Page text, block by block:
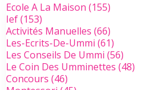
Ecole A La Maison (155)
Ief(153)
Activités Manuelles (66)
Les-Ecrits-De-Ummi (61)
Les Conseils De Ummi (56)
Le Coin Des Umminettes (48)
Concours (46)